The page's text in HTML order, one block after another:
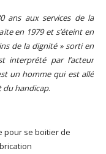
ans aux services de la
en 1979 et s’éteint en
de la dignité » sorti en
interprété par l’acteur
un homme qui est allé
du handicap.
pour se boitier de